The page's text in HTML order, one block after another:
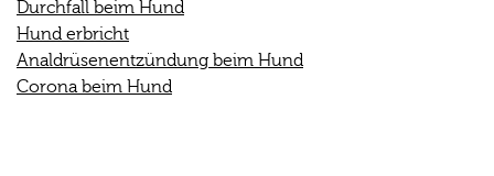
Durchfall beim Hund
Hund erbricht
Analdrüsenentzündung beim Hund
Corona beim Hund